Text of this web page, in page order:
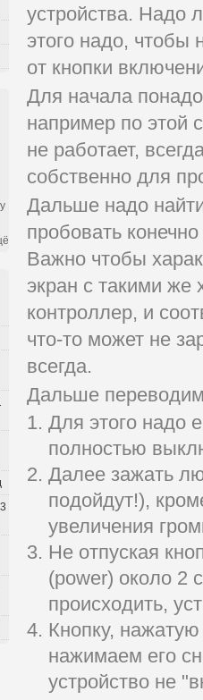
устройства. Надо
этого надо, чтобы
от кнопки
Для начала
например по этой
не работает,
собственно для
Дальше надо
пробовать
Важно чтобы
экран с такими же
контроллер, и
что-то может не
всегда.
Дальше
Для этого надо
полностью
Далее зажать
подойдут!),
увеличения
Не отпуская
(power) около 2
происходить,
Кнопку,
нажимаем его
устройство не